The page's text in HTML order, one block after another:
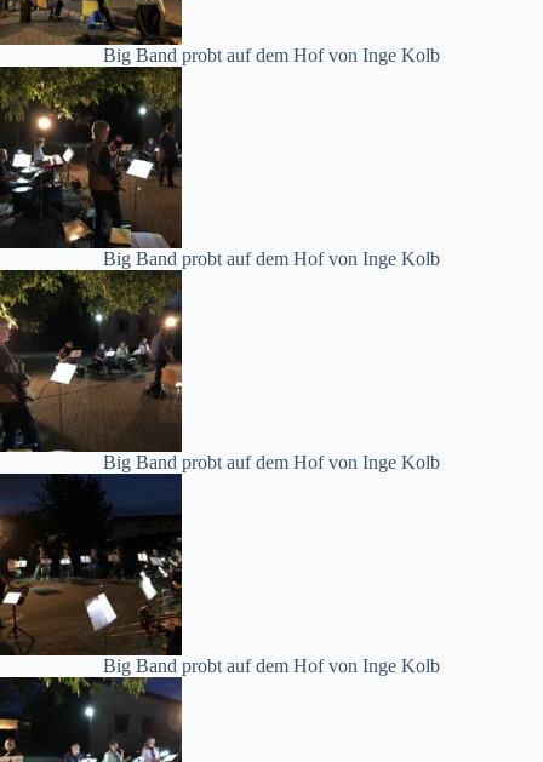
Big Band probt auf dem Hof von Inge Kolb
Big Band probt auf dem Hof von Inge Kolb
Big Band probt auf dem Hof von Inge Kolb
Big Band probt auf dem Hof von Inge Kolb